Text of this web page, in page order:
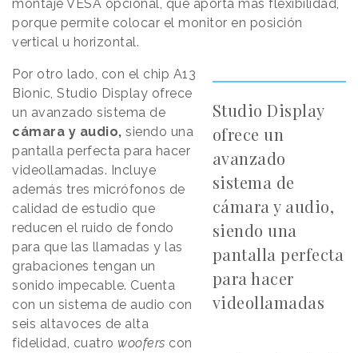
montaje VESA opcional, que aporta más flexibilidad,
porque permite colocar el monitor en posición
vertical u horizontal.
Studio Display
ofrece un
avanzado
sistema de
cámara y audio,
siendo una
pantalla perfecta
para hacer
videollamadas
Por otro lado, con el chip A13
Bionic, Studio Display ofrece
un avanzado sistema de
cámara y audio, siendo una
pantalla perfecta para hacer
videollamadas. Incluye
además tres micrófonos de
calidad de estudio que
reducen el ruido de fondo
para que las llamadas y las
grabaciones tengan un
sonido impecable. Cuenta
con un sistema de audio con
seis altavoces de alta
fidelidad, cuatro woofers con